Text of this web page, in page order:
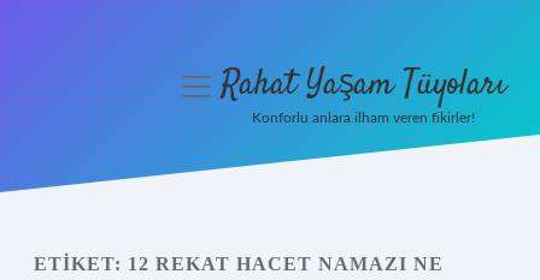
Yasal Uyarı
menüyüRahat Yaşam Tüyoları
Konforlu anlara ilham veren fikirler!
ETIKET: 12 REKAT HACET NAMAZI NE